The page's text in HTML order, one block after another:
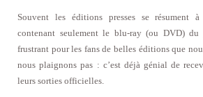
Souvent les éditions presses se résument
contenant seulement le blu-ray (ou DVD)
frustrant pour les fans de belles éditions que
nous plaignons pas : c’est déjà génial de
leurs sorties officielles.